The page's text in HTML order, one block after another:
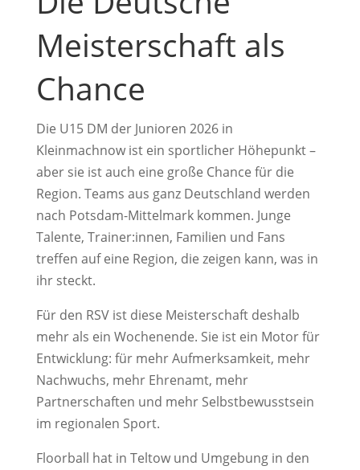
Meisterschaft als
Chance
Die U15 DM der Junioren 2026 in
Kleinmachnow ist ein sportlicher Höhepunkt –
aber sie ist auch eine große Chance für die
Region. Teams aus ganz Deutschland werden
nach Potsdam-Mittelmark kommen. Junge
Talente, Trainer:innen, Familien und Fans
treffen auf eine Region, die zeigen kann, was in
ihr steckt.
Für den RSV ist diese Meisterschaft deshalb
mehr als ein Wochenende. Sie ist ein Motor für
Entwicklung: für mehr Aufmerksamkeit, mehr
Nachwuchs, mehr Ehrenamt, mehr
Partnerschaften und mehr Selbstbewusstsein
im regionalen Sport.
Floorball hat in Teltow und Umgebung in den